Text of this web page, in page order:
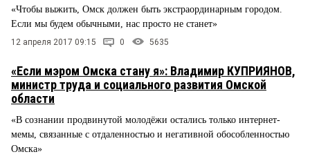
«Чтобы выжить, Омск должен быть экстраординарным городом.
Если мы будем обычными, нас просто не станет»
12 апреля 2017 09:15 0 5635
«Если мэром Омска стану я»: Владимир КУПРИЯНОВ,
министр труда и социального развития Омской
области
«В сознании продвинутой молодёжи остались только интернет-
мемы, связанные с отдаленностью и негативной обособленностью
Омска»